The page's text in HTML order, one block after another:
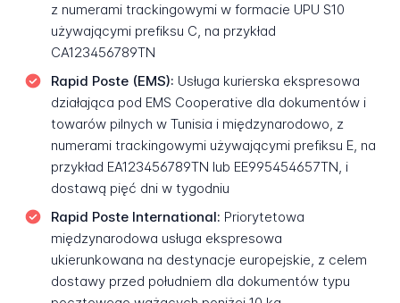
z numerami trackingowymi w formacie UPU S10
używającymi prefiksu C, na przykład
CA123456789TN
Rapid Poste (EMS): Usługa kurierska ekspresowa
działająca pod EMS Cooperative dla dokumentów i
towarów pilnych w Tunisia i międzynarodowo, z
numerami trackingowymi używającymi prefiksu E, na
przykład EA123456789TN lub EE995454657TN, i
dostawą pięć dni w tygodniu
Rapid Poste International: Priorytetowa
międzynarodowa usługa ekspresowa
ukierunkowana na destynacje europejskie, z celem
dostawy przed południem dla dokumentów typu